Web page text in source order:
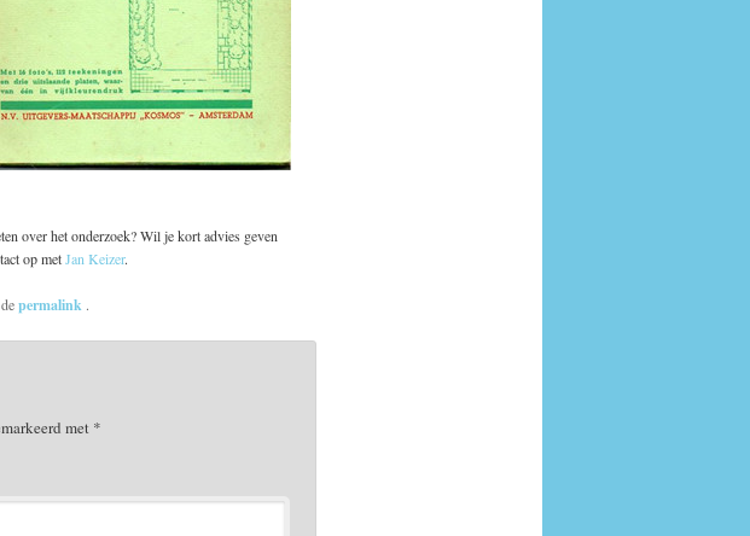
over het onderzoek? Wil je kort advies geven
op metJan Keizer.
permalink .
met *